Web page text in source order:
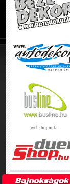
webshopunk :